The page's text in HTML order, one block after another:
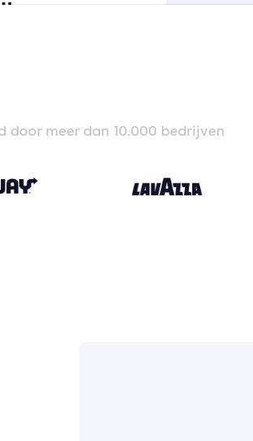
door meer dan 10.000 bedrijven